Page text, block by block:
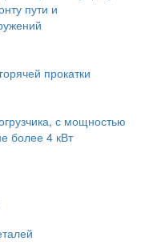
пути и
прокатки
с мощностью
более 4 кВт